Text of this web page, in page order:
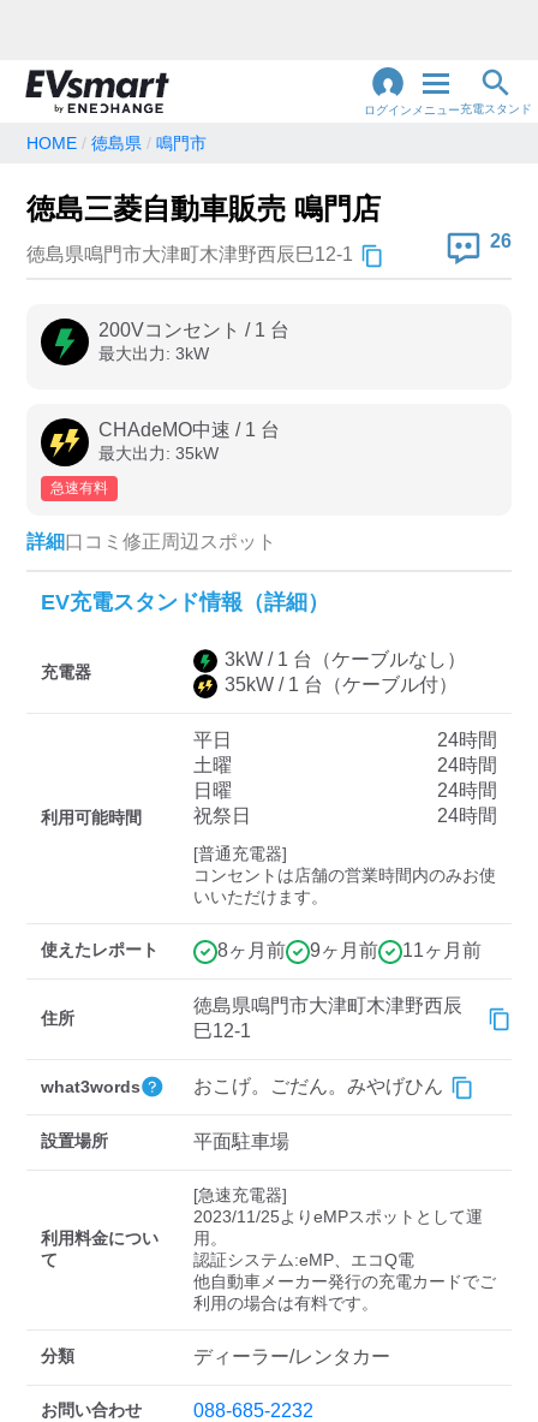
ログイン メニュー充電スタンド
地名・観光スポット・住所で検索
充電器の種類
急速充電器のみ表示
認証システム
EV充電エネチェンジ
三菱ディーラーを表示
日産ディーラーを表示
中速-20kW-以上
検索する
HOME 徳島県 鳴門市
徳島三菱自動車販売 鳴門店
徳島県鳴門市大津町木津野西辰巳12-1
26
200Vコンセント / 1 台
最大出力: 3kW
CHAdeMO中速 / 1 台
最大出力: 35kW
急速有料
詳細口コミ 修正周辺スポット
EV充電スタンド情報（詳細）
充電器
3kW / 1 台
（ケーブルなし）
35kW / 1 台 （ケーブル付）
利用可能時間
平日
24時間
土曜
24時間
日曜
24時間
祝祭日
24時間
[普通充電器]
コンセントは店舗の営業時間内のみお使
いいただけます。
使えたレポート 8ヶ月前 9ヶ月前 11ヶ月前
住所
徳島県鳴門市大津町木津野西辰
巳12-1
what3words おこげ。ごだん。みやげひん
設置場所 平面駐車場
利用料金につい
て
[急速充電器]
2023/11/25よりeMPスポットとして運
用。
認証システム:eMP、エコQ電
他自動車メーカー発行の充電カードでご
分類 ディーラー/レンタカー
お問い合わせ 088-685-2232